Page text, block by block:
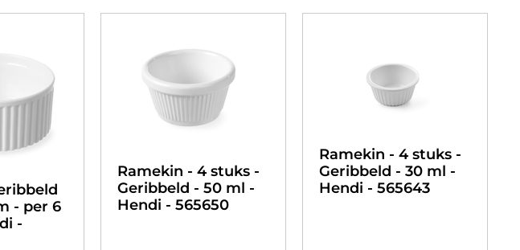
- per 6
-
Ramekin - 4 stuks -
Geribbeld - 50 ml -
Hendi - 565650
Ramekin - 4 stuks -
Geribbeld - 30 ml -
Hendi - 565643